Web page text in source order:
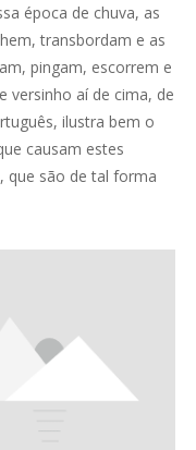
época de chuva, as
transbordam e as
pingam, escorrem e
versinho aí de cima, de
ilustra bem o
causam estes
que são de tal forma